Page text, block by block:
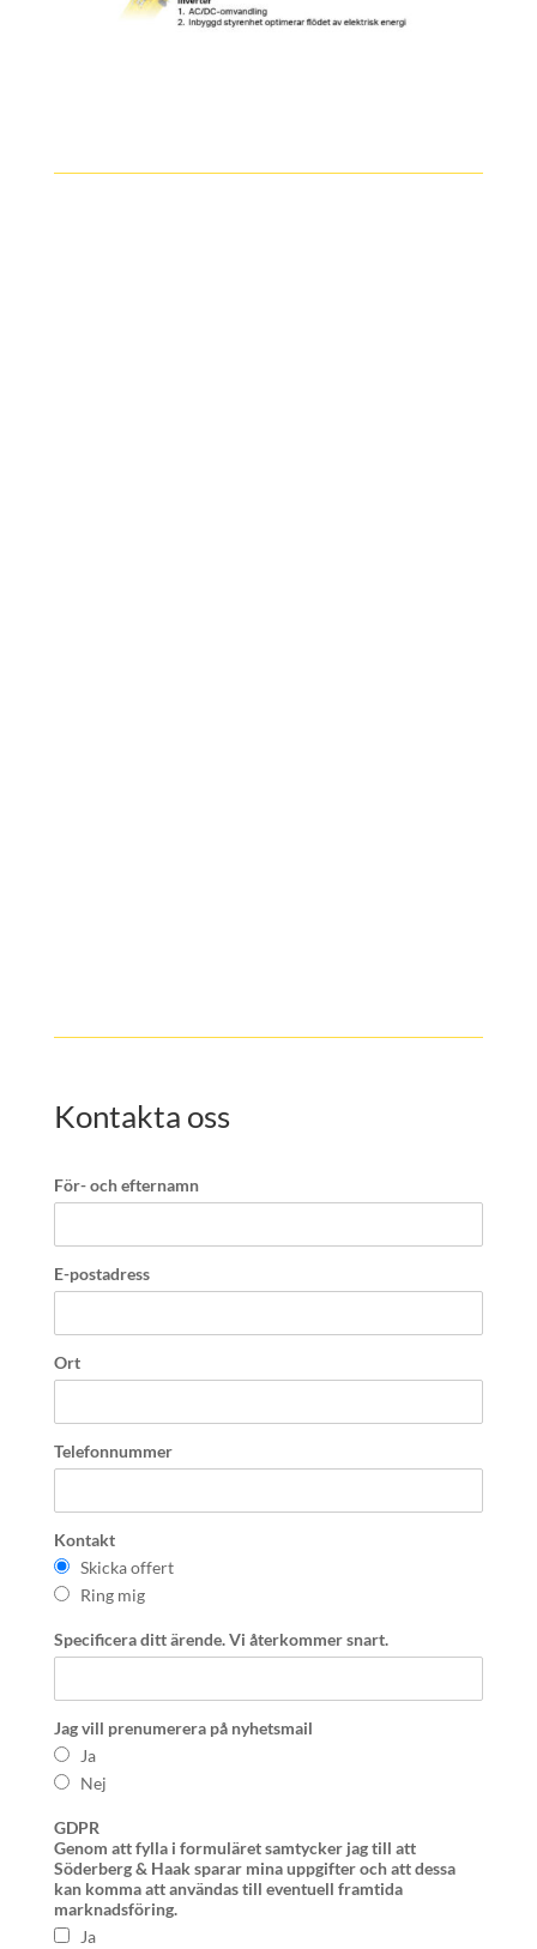
Kontakta oss
För- och efternamn
E-postadress
Ort
Telefonnummer
Kontakt
Skicka offert
Ring mig
Specificera ditt ärende. Vi återkommer snart.
Jag vill prenumerera på nyhetsmail
Ja
Nej
GDPR
Genom att fylla i formuläret samtycker jag till att
Söderberg & Haak sparar mina uppgifter och att dessa
kan komma att användas till eventuell framtida
marknadsföring.
Ja